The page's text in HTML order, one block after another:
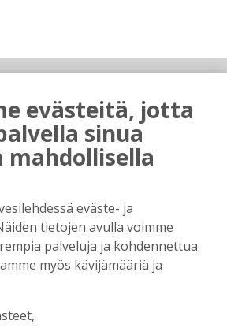
ja Harkka-kerhojen
ovat alkamassa –
Leena Kemppaisella on
myös huolenaiheita
7.8.2026 09:00
kuvauksissa käy
Katso kuvista, miltä
Kiuruveden keskustassa
evästeitä, jotta
sinua
mahdollisella
eväste- ja
tietojen avulla voimme
palveluja ja kohdennettua
myös kävijämääriä ja